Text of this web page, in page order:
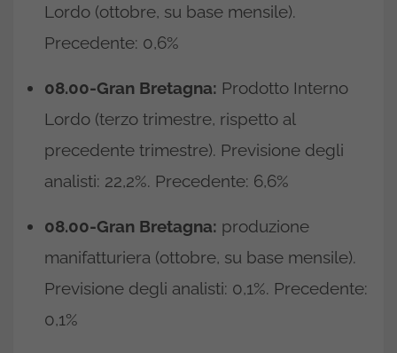
Lordo (ottobre, su base mensile).
Precedente: 0,6%
08.00-Gran Bretagna: Prodotto Interno
Lordo (terzo trimestre, rispetto al
precedente trimestre). Previsione degli
analisti: 22,2%. Precedente: 6,6%
08.00-Gran Bretagna: produzione
manifatturiera (ottobre, su base mensile).
Previsione degli analisti: 0,1%. Precedente:
0,1%